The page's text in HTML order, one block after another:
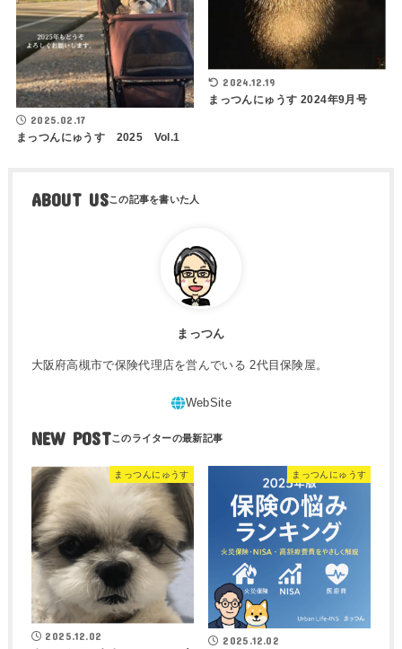
2025.02.17
まっつんにゅうす 2025 Vol.1
2024.12.19
まっつんにゅうす 2024年9月号
ABOUT US
まっつん
大阪府高槻市で保険代理店を営んでいる 2代目保険屋。
NEW POST
まっつんにゅうす
2025.12.02
まっつんにゅうす
2025.12.02